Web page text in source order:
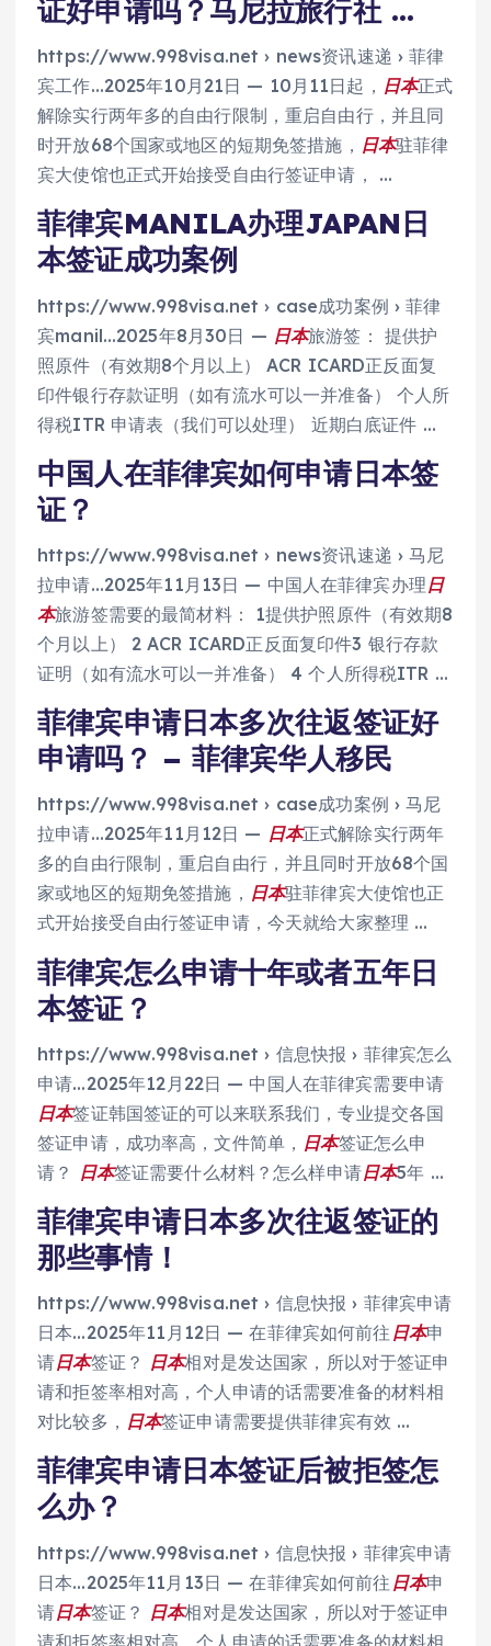
证好申请吗？马尼拉旅行社 …
https://www.998visa.net › news资讯速递 › 菲律
宾工作…2025年10月21日 — 10月11日起， 日本正式
解除实行两年多的自由行限制，重启自由行，并且同
时开放68个国家或地区的短期免签措施， 日本驻菲律
宾大使馆也正式开始接受自由行签证申请， …
菲律宾MANILA办理JAPAN日
本签证成功案例
https://www.998visa.net › case成功案例 › 菲律
宾manil…2025年8月30日 — 日本旅游签： 提供护
照原件（有效期8个月以上） ACR ICARD正反面复
印件银行存款证明（如有流水可以一并准备） 个人所
得税ITR 申请表（我们可以处理） 近期白底证件 …
中国人在菲律宾如何申请日本签
证？
https://www.998visa.net › news资讯速递 › 马尼
拉申请…2025年11月13日 — 中国人在菲律宾办理日
本旅游签需要的最简材料： 1提供护照原件（有效期8
个月以上） 2 ACR ICARD正反面复印件3 银行存款
证明（如有流水可以一并准备） 4 个人所得税ITR …
菲律宾申请日本多次往返签证好
申请吗？ – 菲律宾华人移民
https://www.998visa.net › case成功案例 › 马尼
拉申请…2025年11月12日 — 日本正式解除实行两年
多的自由行限制，重启自由行，并且同时开放68个国
家或地区的短期免签措施， 日本驻菲律宾大使馆也正
式开始接受自由行签证申请，今天就给大家整理 …
菲律宾怎么申请十年或者五年日
本签证？
https://www.998visa.net › 信息快报 › 菲律宾怎么
申请…2025年12月22日 — 中国人在菲律宾需要申请
日本签证韩国签证的可以来联系我们，专业提交各国
签证申请，成功率高，文件简单， 日本签证怎么申
请？ 日本签证需要什么材料？怎么样申请日本5年 …
菲律宾申请日本多次往返签证的
那些事情！
https://www.998visa.net › 信息快报 › 菲律宾申请
日本…2025年11月12日 — 在菲律宾如何前往 日本申
请日本签证？ 日本相对是发达国家，所以对于签证申
请和拒签率相对高，个人申请的话需要准备的材料相
对比较多， 日本签证申请需要提供菲律宾有效 …
菲律宾申请日本签证后被拒签怎
么办？
https://www.998visa.net › 信息快报 › 菲律宾申请
日本…2025年11月13日 — 在菲律宾如何前往 日本申
请日本签证？ 日本相对是发达国家，所以对于签证申
请和拒签率相对高，个人申请的话需要准备的材料相